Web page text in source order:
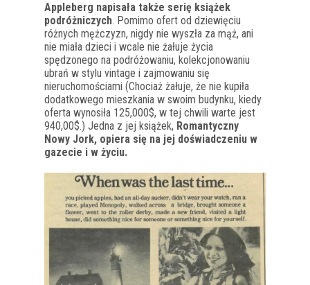
Appleberg napisała także serię książek
podróżniczych. Pomimo ofert od dziewięciu
różnych mężczyzn, nigdy nie wyszła za mąż, ani
nie miała dzieci i wcale nie żałuje życia
spędzonego na podróżowaniu, kolekcjonowaniu
ubrań w stylu vintage i zajmowaniu się
nieruchomościami (Chociaż żałuje, że nie kupiła
dodatkowego mieszkania w swoim budynku, kiedy
oferta wynosiła 125,000$, w tej chwili warte jest
940,00$.) Jedna z jej książek, Romantyczny
Nowy Jork, opiera się na jej doświadczeniu w
gazecie i w życiu.